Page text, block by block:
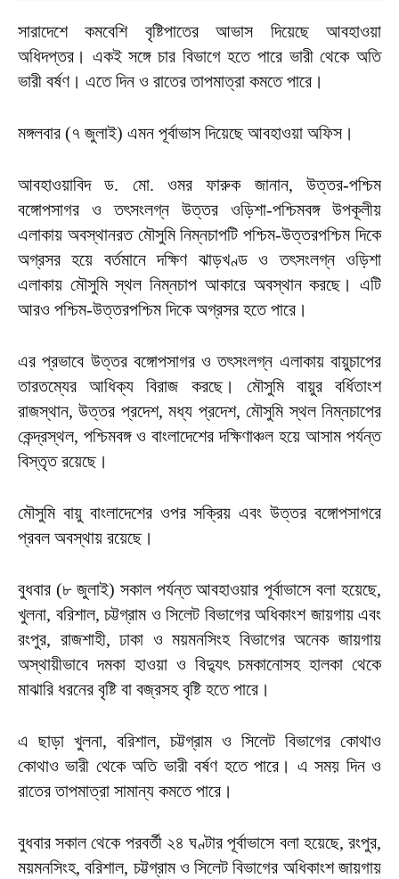
সারাদেশে কমবেশি বৃষ্টিপাতের আভাস দিয়েছে আবহাওয়া
অধিদপ্তর। একই সঙ্গে চার বিভাগে হতে পারে ভারী থেকে অতি
ভারী বর্ষণ। এতে দিন ও রাতের তাপমাত্রা কমতে পারে।
মঙ্গলবার (৭ জুলাই) এমন পূর্বাভাস দিয়েছে আবহাওয়া অফিস।
আবহাওয়াবিদ ড. মো. ওমর ফারুক জানান, উত্তর-পশ্চিম
বঙ্গোপসাগর ও তৎসংলগ্ন উত্তর ওড়িশা-পশ্চিমবঙ্গ উপকূলীয়
এলাকায় অবস্থানরত মৌসুমি নিম্নচাপটি পশ্চিম-উত্তরপশ্চিম দিকে
অগ্রসর হয়ে বর্তমানে দক্ষিণ ঝাড়খণ্ড ও তৎসংলগ্ন ওড়িশা
এলাকায় মৌসুমি স্থল নিম্নচাপ আকারে অবস্থান করছে। এটি
আরও পশ্চিম-উত্তরপশ্চিম দিকে অগ্রসর হতে পারে।
এর প্রভাবে উত্তর বঙ্গোপসাগর ও তৎসংলগ্ন এলাকায় বায়ুচাপের
তারতম্যের আধিক্য বিরাজ করছে। মৌসুমি বায়ুর বর্ধিতাংশ
রাজস্থান, উত্তর প্রদেশ, মধ্য প্রদেশ, মৌসুমি স্থল নিম্নচাপের
কেন্দ্রস্থল, পশ্চিমবঙ্গ ও বাংলাদেশের দক্ষিণাঞ্চল হয়ে আসাম পর্যন্ত
বিস্তৃত রয়েছে।
মৌসুমি বায়ু বাংলাদেশের ওপর সক্রিয় এবং উত্তর বঙ্গোপসাগরে
প্রবল অবস্থায় রয়েছে।
বুধবার (৮ জুলাই) সকাল পর্যন্ত আবহাওয়ার পূর্বাভাসে বলা হয়েছে,
খুলনা, বরিশাল, চট্টগ্রাম ও সিলেট বিভাগের অধিকাংশ জায়গায় এবং
রংপুর, রাজশাহী, ঢাকা ও ময়মনসিংহ বিভাগের অনেক জায়গায়
অস্থায়ীভাবে দমকা হাওয়া ও বিদ্যুৎ চমকানোসহ হালকা থেকে
মাঝারি ধরনের বৃষ্টি বা বজ্রসহ বৃষ্টি হতে পারে।
এ ছাড়া খুলনা, বরিশাল, চট্টগ্রাম ও সিলেট বিভাগের কোথাও
কোথাও ভারী থেকে অতি ভারী বর্ষণ হতে পারে। এ সময় দিন ও
রাতের তাপমাত্রা সামান্য কমতে পারে।
বুধবার সকাল থেকে পরবর্তী ২৪ ঘণ্টার পূর্বাভাসে বলা হয়েছে, রংপুর,
ময়মনসিংহ, বরিশাল, চট্টগ্রাম ও সিলেট বিভাগের অধিকাংশ জায়গায়